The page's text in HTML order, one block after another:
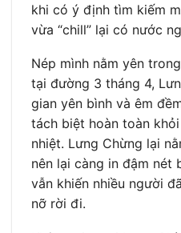
khi có ý định tìm kiếm
vừa “chill” lại có nước
Nép mình nằm yên
tại đường 3 tháng 4,
gian yên bình và êm
tách biệt hoàn toàn
nhiệt. Lưng Chừng lại
nên lại càng in đậm nét
vẫn khiến nhiều người
nỡ rời đi.